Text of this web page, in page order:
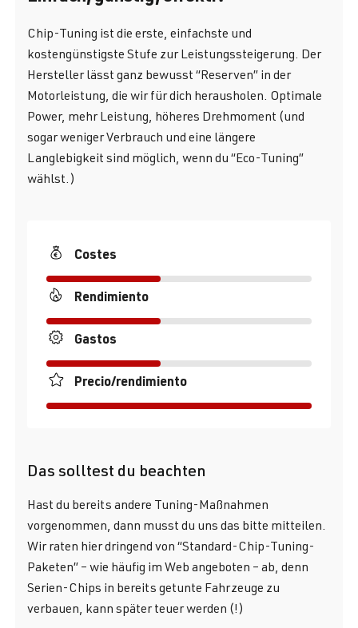
Chip-Tuning ist die erste, einfachste und
kostengünstigste Stufe zur Leistungssteigerung. Der
Hersteller lässt ganz bewusst “Reserven” in der
Motorleistung, die wir für dich herausholen. Optimale
Power, mehr Leistung, höheres Drehmoment (und
sogar weniger Verbrauch und eine längere
Langlebigkeit sind möglich, wenn du “Eco-Tuning”
wählst.)
Costes
Rendimiento
Gastos
Precio/rendimiento
Das solltest du beachten
Hast du bereits andere Tuning-Maßnahmen
vorgenommen, dann musst du uns das bitte mitteilen.
Wir raten hier dringend von “Standard-Chip-Tuning-
Paketen” – wie häufig im Web angeboten – ab, denn
Serien-Chips in bereits getunte Fahrzeuge zu
verbauen, kann später teuer werden (!)